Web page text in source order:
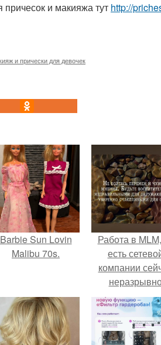
и макияжа тут http://
и прически для девочек
Barbie Sun Lovin
Malibu 70s.
Работа в
есть
компании
связана с
своего
своей
соц сетях.